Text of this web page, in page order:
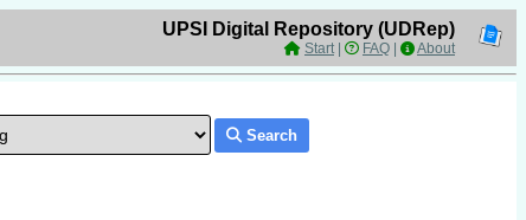
UPSI Digital Repository (UDRep)
Start| FAQ About
Search